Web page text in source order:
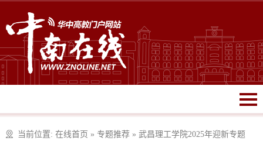
当前位置: 在线首页 » 专题推荐 » 武昌理工学院2025年迎新专题